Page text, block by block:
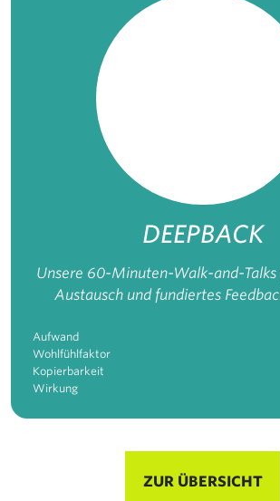
DEEPBACK
Unsere 60-Minuten-Walk-and-
Austausch und fundiertes
Aufwand
Wohlfühlfaktor
Kopierbarkeit
Wirkung
ZUR ÜBERSICHT